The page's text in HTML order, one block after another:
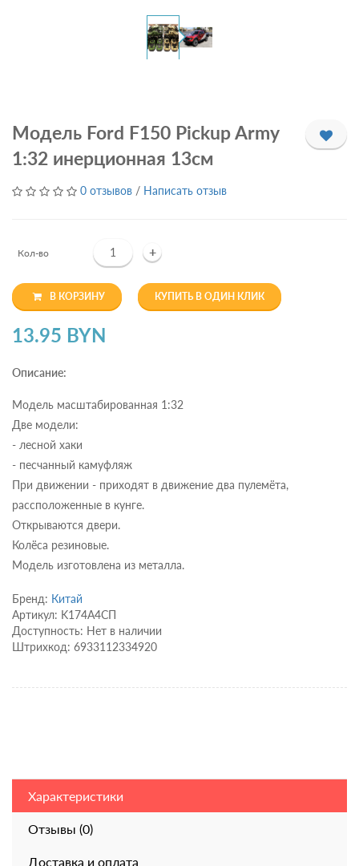
Модель Ford F150 Pickup Army
1:32 инерционная 13см
0 отзывов / Написать отзыв
Кол-во +
В КОРЗИНУ КУПИТЬ В ОДИН КЛИК
13.95 BYN
Описание:
Модель масштабированная 1:32
Две модели:
- лесной хаки
- песчанный камуфляж
При движении - приходят в движение два пулемёта,
рассположенные в кунге.
Открываются двери.
Колёса резиновые.
Модель изготовлена из металла.
Бренд: Китай
Артикул: K174A4СП
Доступность: Нет в наличии
Штрихкод: 6933112334920
Характеристики
Отзывы (0)
Доставка и оплата